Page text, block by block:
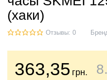
(хаки)
Отзывы: 0
363,35 грн. 8